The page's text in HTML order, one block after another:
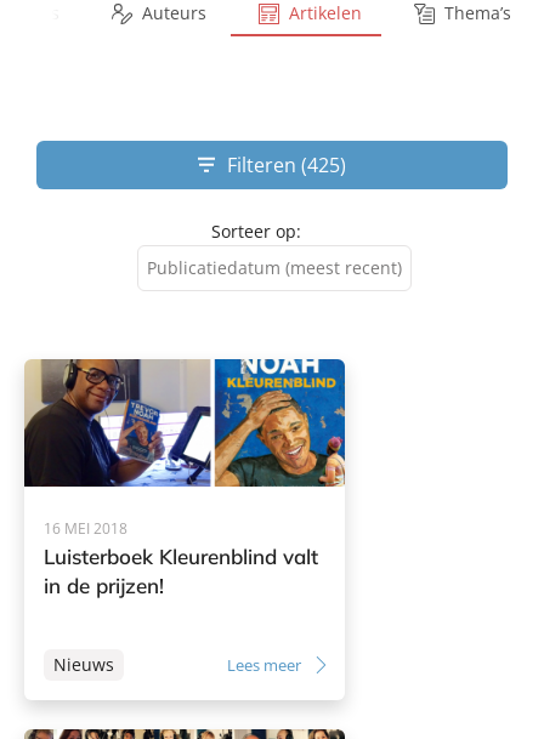
Auteurs Artikelen Thema’s
Filteren (425)
Sorteer op:
Publicatiedatum (meest recent)
Publicatiedatum (minst
recent)
16 MEI 2018
Luisterboek Kleurenblind valt
in de prijzen!
Nieuws Lees meer